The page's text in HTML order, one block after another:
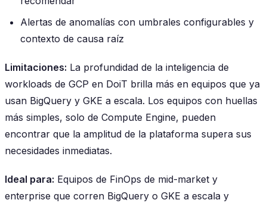
Alertas de anomalías con umbrales configurables y
contexto de causa raíz
Limitaciones: La profundidad de la inteligencia de
workloads de GCP en DoiT brilla más en equipos que ya
usan BigQuery y GKE a escala. Los equipos con huellas
más simples, solo de Compute Engine, pueden
encontrar que la amplitud de la plataforma supera sus
necesidades inmediatas.
Ideal para: Equipos de FinOps de mid-market y
enterprise que corren BigQuery o GKE a escala y